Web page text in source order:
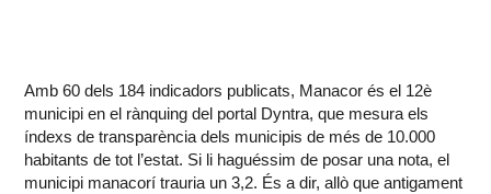
Amb 60 dels 184 indicadors publicats, Manacor és el 12è
municipi en el rànquing del portal Dyntra, que mesura els
índexs de transparència dels municipis de més de 10.000
habitants de tot l’estat. Si li haguéssim de posar una nota, el
municipi manacorí trauria un 3,2. És a dir, allò que antigament